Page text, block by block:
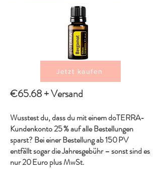
Jetzt kaufen
€65.68 + Versand
Wusstest du, dass du mit einem doTERRA-
Kundenkonto 25 % auf alle Bestellungen
sparst? Bei einer Bestellung ab 150 PV
entfällt sogar die Jahresgebühr – sonst sind es
nur 20 Euro plus MwSt.